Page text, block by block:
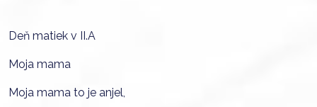
Deň matiek v II.A
Moja mama
Moja mama to je anjel,